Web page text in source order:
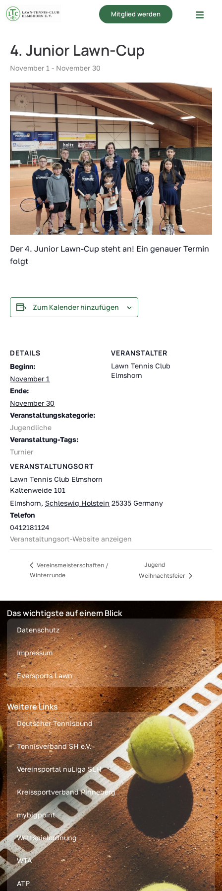
Mitglied werden
« Alle Veranstaltungen
4. Junior Lawn-Cup
November 1 - November 30
Der 4. Junior Lawn-Cup steht an! Ein genauer Termin
folgt
Zum Kalender hinzufügen
DETAILS
Beginn:
November 1
Ende:
November 30
Veranstaltungskategorie:
Jugendliche
Veranstaltung-Tags:
Turnier
VERANSTALTUNGSORT
Lawn Tennis Club Elmshorn
Kaltenweide 101
Elmshorn, Schleswig Holstein 25335 Germany
Telefon
0412181124
Veranstaltungsort-Website anzeigen
VERANSTALTER
Lawn Tennis Club
Elmshorn
Vereinsmeisterschaften /
Winterrunde
Jugend
Weihnachtsfeier
Das wichtigste auf einem Blick
Datenschutz
Impressum
Eversports Lawn
Weitere Links
Deutscher Tennisbund
Tennisverband SH e.V.
Vereinsportal nuLiga SLH
Kreissportverband Pinneberg
mybigpoint
Wettspielordnung
WTA
ATP